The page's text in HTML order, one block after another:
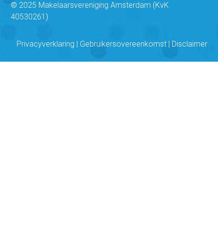
© 2025 Makelaarsvereniging Amsterdam (KvK
40530261)
Privacyverklaring Gebruikersovereenkomst Disclaimer